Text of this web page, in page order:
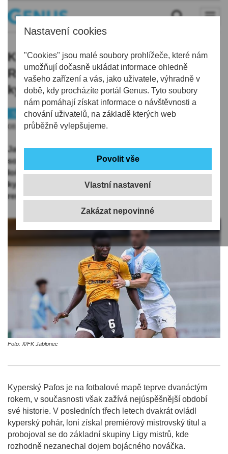
Nastavení cookies
"Cookies" jsou malé soubory prohlížeče, které nám
umožňují dočasně ukládat informace ohledně
vašeho zařízení a vás, jako uživatele, výhradně v
době, kdy procházíte portál Genus. Tyto soubory
nám pomáhají získat informace o návštěvnosti a
chování uživatelů, na základě kterých web
průběžně vylepšujeme.
Vlastní nastavení
Kvalitní prověrka na soustředění v
Rakousku. Jablonec remizoval s
kyperským Pafosem 0:0
Fotbal
Sport
08.07.2026 | 21:18
Jablonec má za sebou první herní prověrku na
soustředění v Rakousku. V prestižním utkání s
loňským účastníkem základní fáze Ligy mistrů,
kyperským Pafosem, po velmi vyrovnaném průběhu
remizoval 0:0.
Foto: X/FK Jablonec
Kyperský Pafos je na fotbalové mapě teprve dvanáctým
rokem, v současnosti však zažívá nejúspěšnější období
své historie. V posledních třech letech dvakrát ovládl
kyperský pohár, loni získal premiérový mistrovský titul a
probojoval se do základní skupiny Ligy mistrů, kde
rozhodně nezanechal dojem bojácného nováčka.